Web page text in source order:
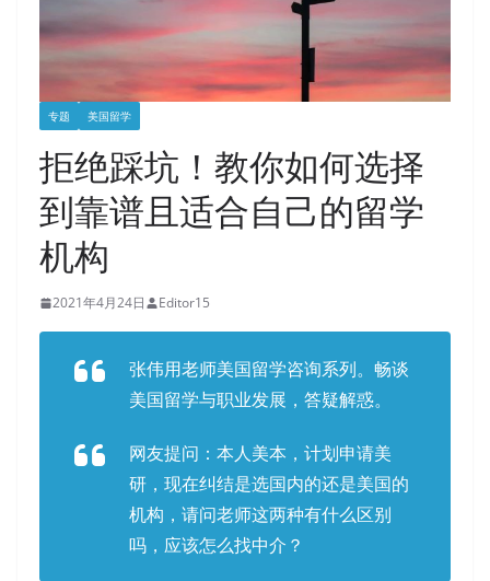
专题 美国留学
拒绝踩坑！教你如何选择
到靠谱且适合自己的留学
机构
2021年4月24日 Editor15
张伟用老师美国留学咨询系列。畅谈
美国留学与职业发展，答疑解惑。
网友提问：本人美本，计划申请美
研，现在纠结是选国内的还是美国的
机构，请问老师这两种有什么区别
吗，应该怎么找中介？